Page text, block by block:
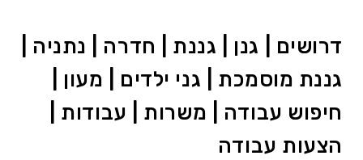
דרושים | גנן | גננת | חדרה | נתניה |
גננת מוסמכת | גני ילדים | מעון |
חיפוש עבודה | משרות | עבודות |
הצעות עבודה